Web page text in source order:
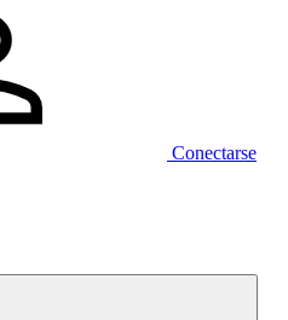
Conectarse